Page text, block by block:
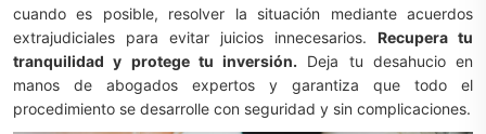
cuando es posible, resolver la situación mediante acuerdos
extrajudiciales para evitar juicios innecesarios. Recupera tu
tranquilidad y protege tu inversión. Deja tu desahucio en
manos de abogados expertos y garantiza que todo el
procedimiento se desarrolle con seguridad y sin complicaciones.